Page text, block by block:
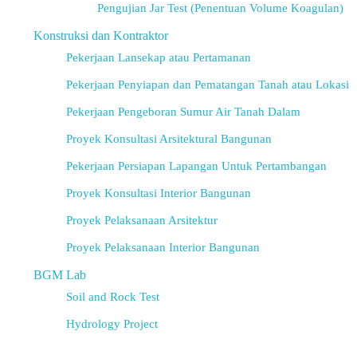
Pengujian Jar Test (Penentuan Volume Koagulan)
Konstruksi dan Kontraktor
Pekerjaan Lansekap atau Pertamanan
Pekerjaan Penyiapan dan Pematangan Tanah atau Lokasi
Pekerjaan Pengeboran Sumur Air Tanah Dalam
Proyek Konsultasi Arsitektural Bangunan
Pekerjaan Persiapan Lapangan Untuk Pertambangan
Proyek Konsultasi Interior Bangunan
Proyek Pelaksanaan Arsitektur
Proyek Pelaksanaan Interior Bangunan
BGM Lab
Soil and Rock Test
Hydrology Project